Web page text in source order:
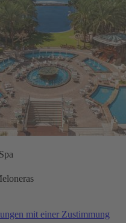
mit einer Zustimmung